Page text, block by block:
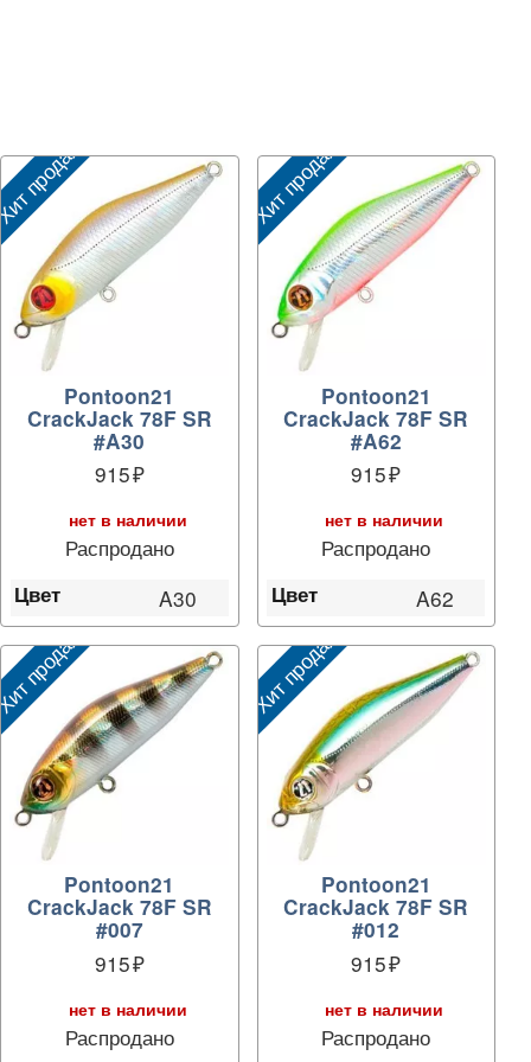
Хит продаж
Pontoon21
CrackJack 78F SR
#A30
915
нет в наличии
Распродано
Цвет A30
Хит продаж
Pontoon21
CrackJack 78F SR
#A62
915
нет в наличии
Распродано
Цвет A62
Хит продаж
Pontoon21
CrackJack 78F SR
#007
915
нет в наличии
Распродано
Хит продаж
Pontoon21
CrackJack 78F SR
#012
915
нет в наличии
Распродано